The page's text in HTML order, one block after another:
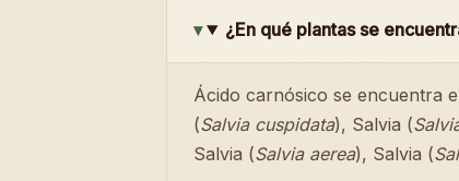
¿En qué plantas se
Ácido carnósico se encuentra
(Salvia cuspidata), Salvia (
Salvia (Salvia aerea), Salvia (